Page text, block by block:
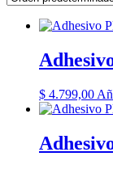
$ 4.799,00